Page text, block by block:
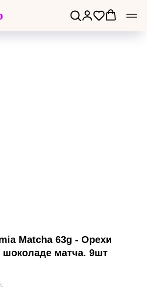
Matcha 63g - Орехи
шоколаде матча. 9шт